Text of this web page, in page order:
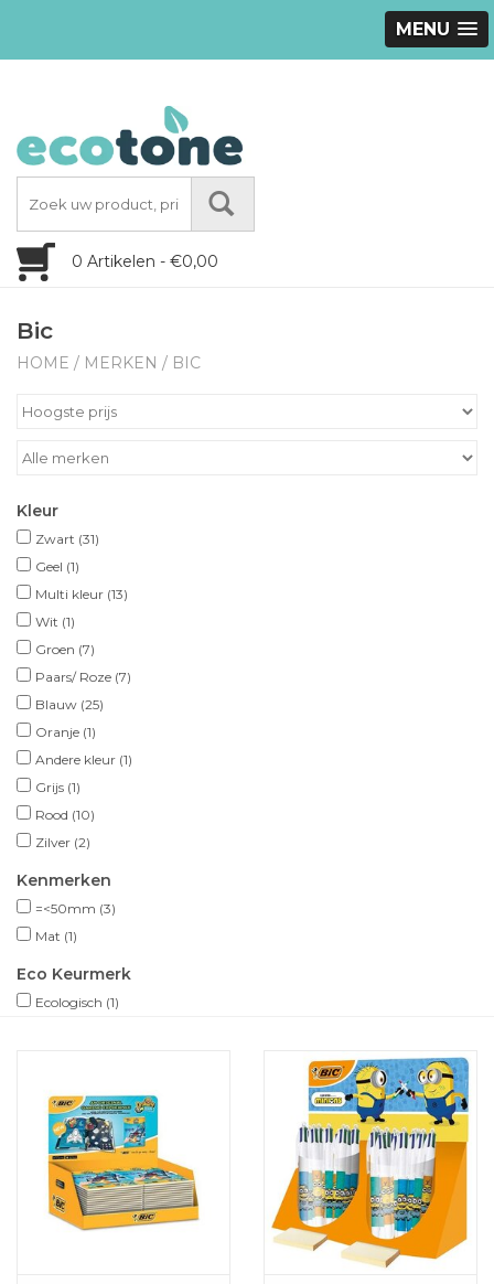
MENU
0 Artikelen - €0,00
Bic
HOME / MERKEN / BIC
Kleur
Zwart (31)
Geel (1)
Multi kleur (13)
Wit (1)
Groen (7)
Paars/ Roze (7)
Blauw (25)
Oranje (1)
Andere kleur (1)
Grijs (1)
Rood (10)
Zilver (2)
Kenmerken
=<50mm (3)
Mat (1)
Eco Keurmerk
Ecologisch (1)